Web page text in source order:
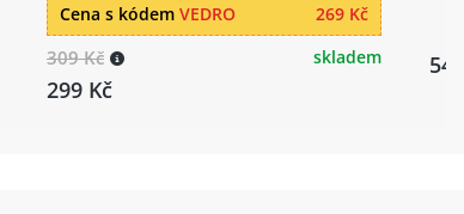
269 Kč
Cena s kódem VEDRO
309 Kč
299 Kč
skladem